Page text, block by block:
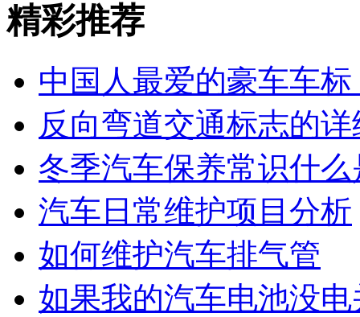
精彩推荐
中国人最爱的豪车车标
反向弯道交通标志的详
冬季汽车保养常识什么
汽车日常维护项目分析
如何维护汽车排气管
如果我的汽车电池没电